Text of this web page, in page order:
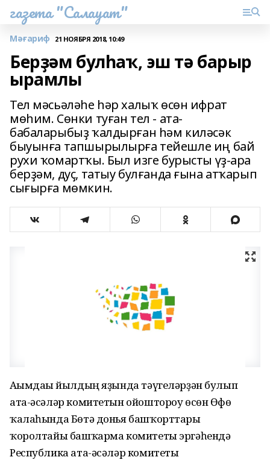
газета "Салауат"
Мәғариф 21 НОЯБРЯ 2018, 10:49
Берҙәм булһаҡ, эш тә барыр
ырамлы
Тел мәсьәләһе һәр халыҡ өсөн ифрат
мөһим. Сөнки туған тел - ата-
бабаларыбыҙ ҡалдырған һәм киләсәк
быуынға тапшырылырға тейешле иң бай
рухи ҡомартҡы. Был изге бурысты үҙ-ара
берҙәм, дуҫ, татыу булғанда ғына атҡарып
сығырға мөмкин.
Ағымдағы йылдың яҙында тәүгеләрҙән булып
ата-әсәләр комитетын ойоштороу өсөн Өфө
ҡалаһында Бөтә донья башҡорттары
ҡоролтайы башҡарма комитеты эргәһендә
Республика ата-әсәләр комитеты